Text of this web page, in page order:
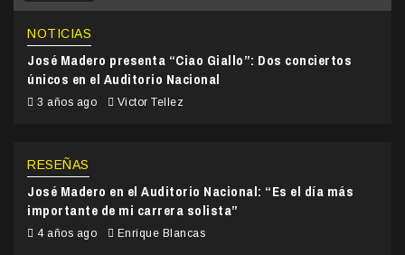
NOTICIAS
José Madero presenta “Ciao Giallo”: Dos conciertos
únicos en el Auditorio Nacional
3 años ago Victor Tellez
RESEÑAS
José Madero en el Auditorio Nacional: “Es el día más
importante de mi carrera solista”
4 años ago Enrique Blancas